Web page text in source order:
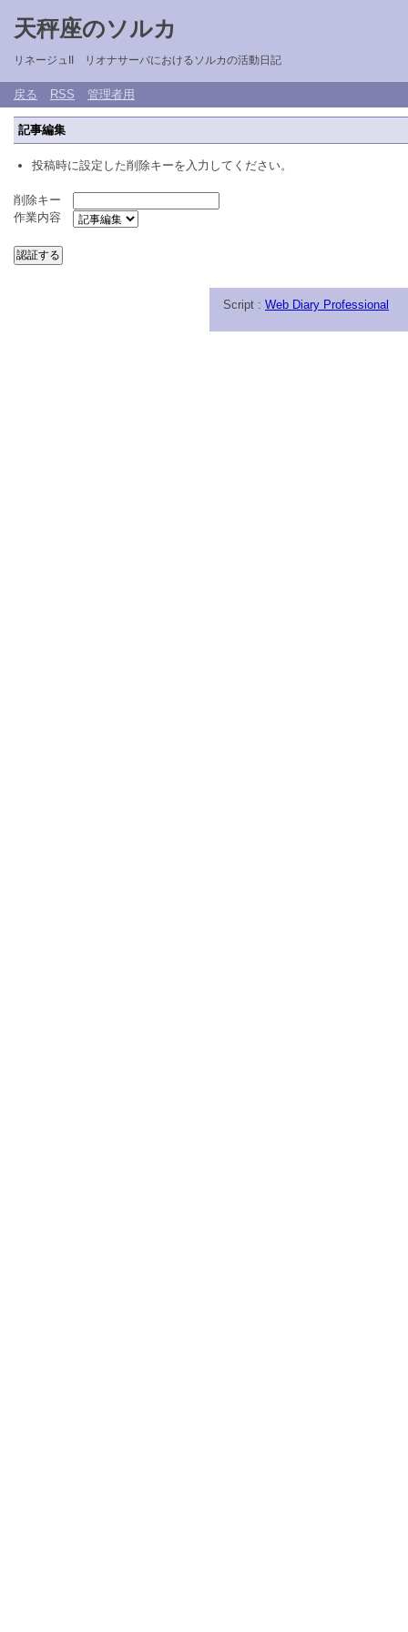
天秤座のソルカ
リネージュII リオナサーバにおけるソルカの活動日記
戻る RSS 管理者用
記事編集
投稿時に設定した削除キーを入力してください。
削除キー
作業内容
Script : Web Diary Professional